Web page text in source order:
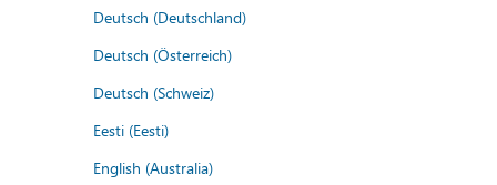
Deutsch (Deutschland)
Deutsch (Österreich)
Deutsch (Schweiz)
Eesti (Eesti)
English (Australia)